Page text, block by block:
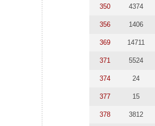
350 4374
356 1406
369 14711
371 5524
374 24
377 15
378 3812